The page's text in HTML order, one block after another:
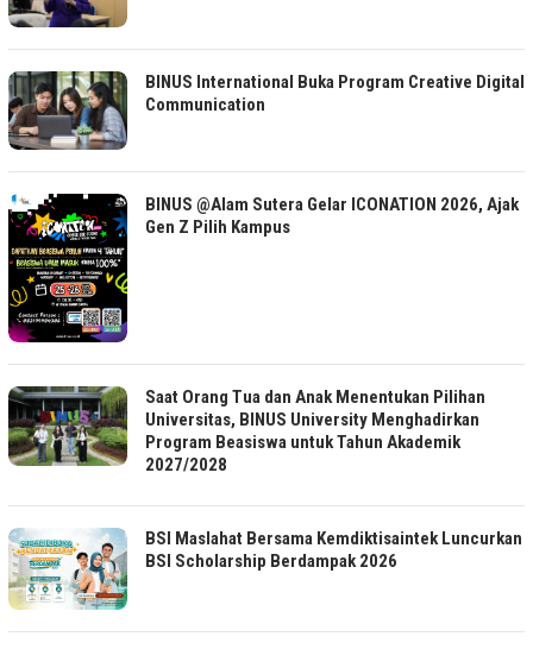
BINUS International Buka Program Creative Digital
Communication
BINUS @Alam Sutera Gelar ICONATION 2026, Ajak
Gen Z Pilih Kampus
Saat Orang Tua dan Anak Menentukan Pilihan
Universitas, BINUS University Menghadirkan
Program Beasiswa untuk Tahun Akademik
2027/2028
BSI Maslahat Bersama Kemdiktisaintek Luncurkan
BSI Scholarship Berdampak 2026